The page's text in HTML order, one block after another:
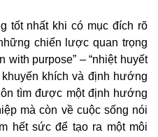
tốt nhất khi có mục đích rõ
chiến lược quan trọng
with purpose” – “nhiệt huyết
khích và định hướng
tìm được một định hướng
mà còn về cuộc sống nói
hết sức để tạo ra một môi